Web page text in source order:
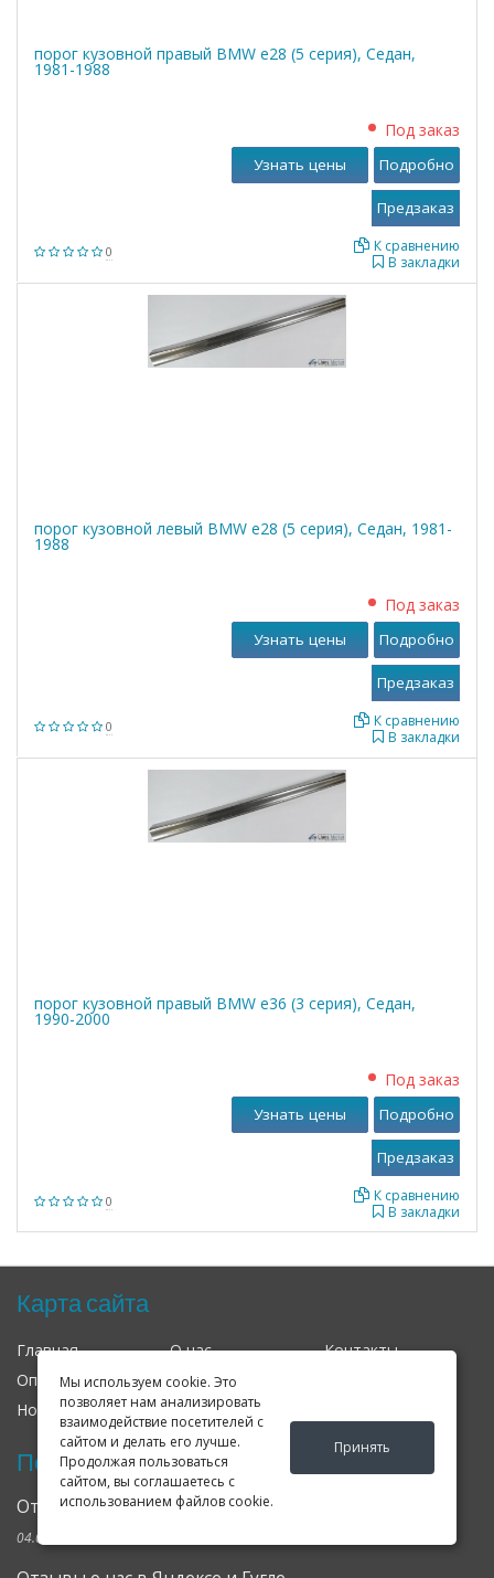
Мы используем cookie. Это
позволяет нам анализировать
взаимодействие посетителей с
сайтом и делать его лучше.
Продолжая пользоваться
сайтом, вы соглашаетесь с
использованием файлов cookie.
Принять
порог кузовной правый BMW е28 (5 серия), Седан,
1981-1988
0
Под заказ
В закладки
К сравнению
Узнать цены Подробно
порог кузовной левый BMW е28 (5 серия), Седан, 1981-
1988
0
Под заказ
В закладки
К сравнению
Узнать цены Подробно
порог кузовной правый BMW е36 (3 серия), Седан,
1990-2000
0
Под заказ
В закладки
К сравнению
Узнать цены Подробно
Карта сайта
Главная О нас
Контакты
Оплата
Доставка
Новости
Оферта
Последние новости
Открылся клубный сервис Geely в Петербурге
04.09.2024